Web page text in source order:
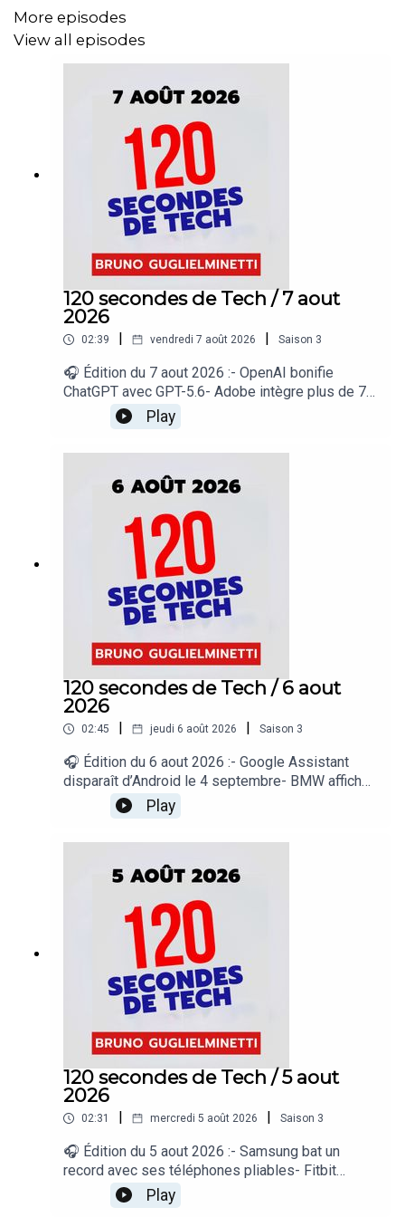
incluant l'audit des systèmes d'IA et la configuration
sécuritaire de Microsoft Copilot. Cyberswat aide les
PME à obtenir un score de cybersécurité et à suivre son
évolution. Pour en savoir plus :
cyberswat.ca
More episodes
View all episodes
120 secondes de Tech / 7 aout
2026
02:39 | vendredi 7 août 2026 | Saison 3
🎧 Édition du 7 aout 2026 :- OpenAI bonifie
ChatGPT avec GPT-5.6- Adobe intègre plus de 70
outils à ChatGPT- Google déploie « Demander à
Maps » dans 160 pays- Suno veut mieux
identifier la musique créée par IA- Rockstar
secondes de Tech », un regard sur le quotidien de
l’actualité numérique proposé par Bruno
Guglielminetti Découvrez Micrologic.ca
Play
120 secondes de Tech / 6 aout
2026
02:45 jeudi 6 août 2026 Saison 3
🎧 Édition du 6 aout 2026 :- Google Assistant
disparaît d’Android le 4 septembre- BMW affiche
une publicité dans ses véhicules- OnePlus n’a
plus de téléphones à vendre en Amérique du
Nord- Disney ouvre ses personnages aux
les téléphones« 120 secondes de Tech », un
regard sur le quotidien de l’actualité numérique
proposé par Bruno Guglielminetti Découvrez
Micrologic.ca
Play
120 secondes de Tech / 5 aout
2026
02:31 mercredi 5 août 2026 Saison 3
🎧 Édition du 5 aout 2026 :- Samsung bat un
record avec ses téléphones pliables- Fitbit
synchronise enfin ses données avec Apple
Santé- Apple prépare un copier-coller entre
Play